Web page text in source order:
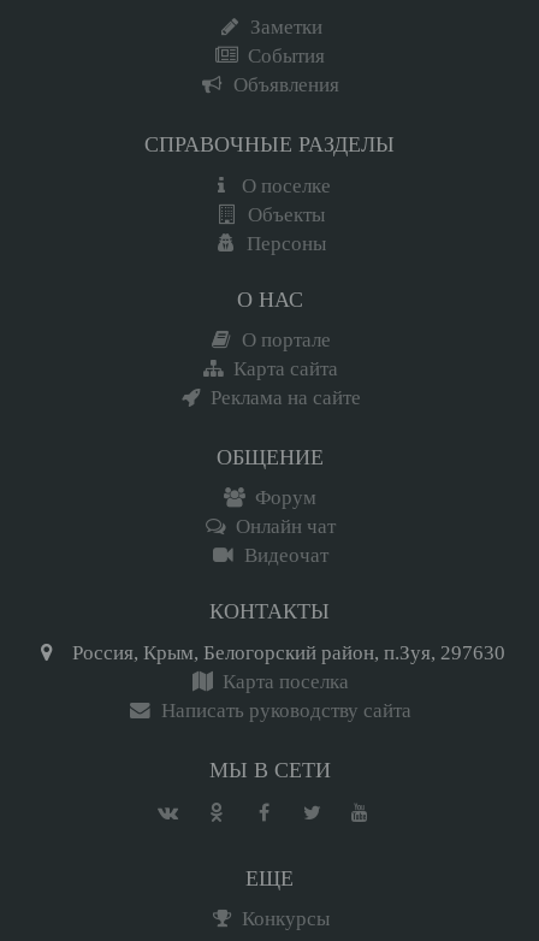
Заметки
События
Объявления
СПРАВОЧНЫЕ РАЗДЕЛЫ
О поселке
Объекты
Персоны
О НАС
О портале
Карта сайта
Реклама на сайте
ОБЩЕНИЕ
Форум
Онлайн чат
Видеочат
КОНТАКТЫ
Россия, Крым, Белогорский район, п.Зуя, 297630
Карта поселка
Написать руководству сайта
МЫ В СЕТИ
ЕЩЕ
Конкурсы